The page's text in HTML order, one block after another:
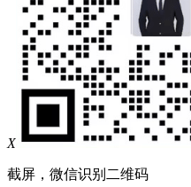
X
截屏，微信识别二维码